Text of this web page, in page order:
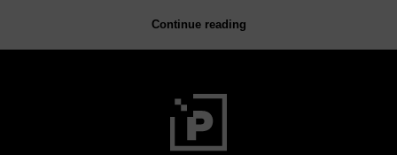
Continue reading